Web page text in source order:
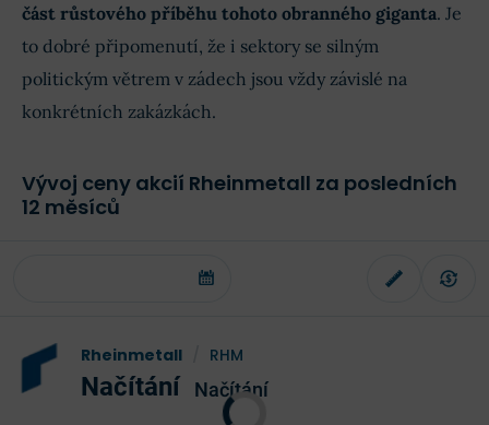
část růstového příběhu tohoto obranného giganta. Je
to dobré připomenutí, že i sektory se silným
politickým větrem v zádech jsou vždy závislé na
konkrétních zakázkách.
Vývoj ceny akcií Rheinmetall za posledních
12 měsíců
Rheinmetall RHM
Načítání Načítání